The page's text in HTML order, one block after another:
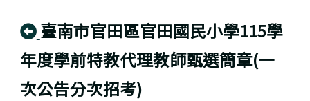
回上頁
臺南市官田區官田國民小學115學
年度學前特教代理教師甄選簡章(一
次公告分次招考)